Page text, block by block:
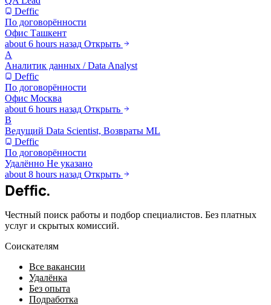
Deffic
По договорённости
Офис Ташкент
about 6 hours назад Открыть
А
Аналитик данных / Data Analyst
Deffic
По договорённости
Офис Москва
about 6 hours назад Открыть
В
Ведущий Data Scientist, Возвраты ML
Deffic
По договорённости
Удалённо Не указано
about 8 hours назад Открыть
Deffic.
Честный поиск работы и подбор специалистов. Без платных
услуг и скрытых комиссий.
Соискателям
Все вакансии
Удалёнка
Без опыта
Подработка